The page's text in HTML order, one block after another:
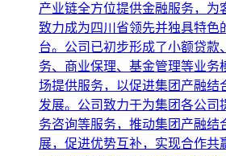
产业链全方位提供金融服务，为
致力成为四川省领先并独具特色
台。公司已初步形成了小额贷款
务、商业保理、基金管理等业务
场提供服务，以促进集团产融结
发展。公司致力于为集团各公司
务咨询等服务，推动集团产融结
展，促进优势互补，实现合作共